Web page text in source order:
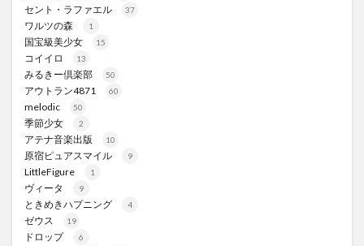
セント・ラファエル 37
ワルツの森 1
国宝級美少女 15
コイイロ 13
みるきー倶楽部 50
アウトラン4871 60
melodic 50
季節少女 2
アテナ音楽出版 10
原宿ピュアスマイル 9
LittleFigure 1
ヴィータ 9
ときめきハプニング 4
ゼウス 19
ドロップ 6